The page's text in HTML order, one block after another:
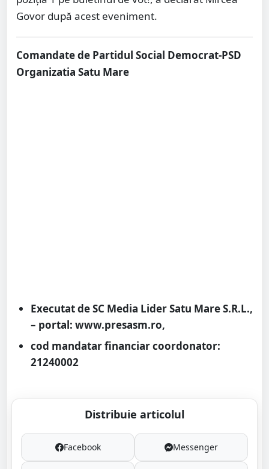
Govor după acest eveniment.
Comandate de Partidul Social Democrat-PSD
Organizatia Satu Mare
Executat de SC Media Lider Satu Mare S.R.L.,
– portal: www.presasm.ro,
cod mandatar financiar coordonator:
21240002
Distribuie articolul
Facebook Messenger